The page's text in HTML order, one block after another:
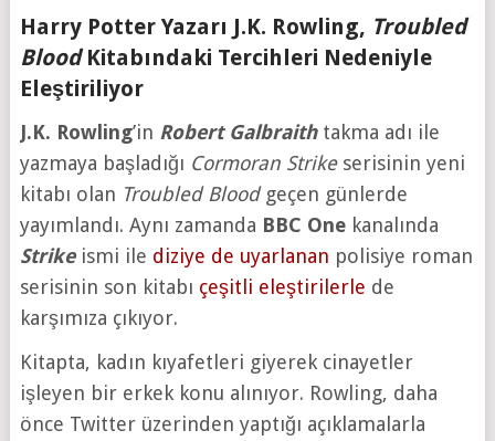
Harry Potter Yazarı J.K. Rowling, Troubled
BloodKitabındaki Tercihleri Nedeniyle
Eleştiriliyor
J.K. Rowling’in Robert Galbraithtakma adı ile
yazmaya başladığı Cormoran Strikeserisinin yeni
kitabı olan Troubled Bloodgeçen günlerde
yayımlandı. Aynı zamanda BBC Onekanalında
Strike ismi ile diziye de uyarlanan polisiye roman
serisinin son kitabı çeşitli eleştirilerle de
karşımıza çıkıyor.
Kitapta, kadın kıyafetleri giyerek cinayetler
işleyen bir erkek konu alınıyor. Rowling, daha
önce Twitter üzerinden yaptığı açıklamalarla